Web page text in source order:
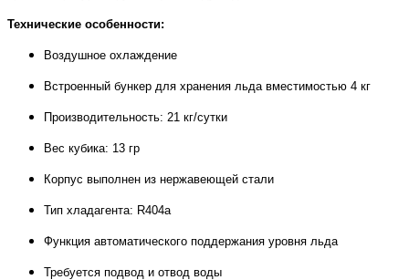
Технические особенности:
Воздушное охлаждение
Встроенный бункер для хранения льда вместимостью 4 кг
Производительность: 21 кг/сутки
Вес кубика: 13 гр
Корпус выполнен из нержавеющей стали
Тип хладагента: R404а
Функция автоматического поддержания уровня льда
Требуется подвод и отвод воды